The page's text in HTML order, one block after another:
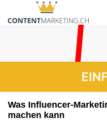
Was Influencer-
machen kann